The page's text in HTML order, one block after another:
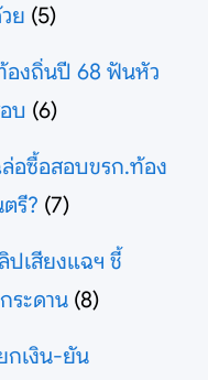
ย (5)
องถิ่นปี 68 ฟันหัว
บ (6)
อซื้อสอบขรก.ท้อง
รี? (7)
เสียงแฉฯ ชี้
ระดาน (8)
กเงิน-ยัน